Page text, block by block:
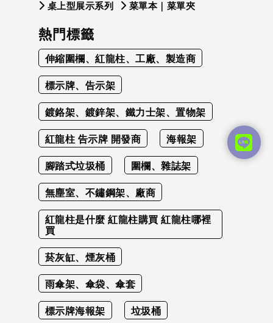
桌上型展示系列
菜單本｜菜單夾
熱門標籤
伸縮圍欄、紅龍柱、工廠、製造商
標示牌、告示架
鍍鉻架、鍍鋅架、鐵力士架、置物架
紅龍柱 告示牌 開發商 海報架
腳踏式垃圾桶 圍欄、雜誌架
無塵室、不鏽鋼架、廠商
紅龍柱是什麼 紅龍柱購買 紅龍柱哪裡
買
菸灰缸、煙灰桶
雨傘架、傘袋、傘套
標示牌海報架 垃圾桶